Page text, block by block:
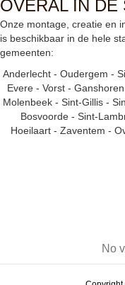
OVERAL IN DE
Onze montage, creatie en
is beschikbaar in de hele
gemeenten:
Anderlecht- Oudergem -
Evere - Vorst - Ganshoren
Molenbeek- Sint-Gillis-
Bosvoorde - Sint-
Hoeilaart - Zaventem -
No